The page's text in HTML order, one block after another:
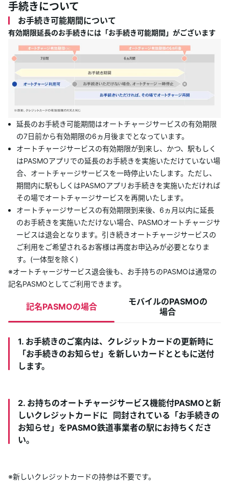
手続きについて
お手続き可能期間について
有効期限延長のお手続きには「お手続き可能期間」がございます
延長のお手続き可能期間はオートチャージサービスの有効期限
の7日前から有効期限の6ヵ月後までとなっています。
オートチャージサービスの有効期限が到来し、かつ、駅もしく
はPASMOアプリでの延長のお手続きを実施いただけていない場
合、オートチャージサービスを一時停止いたします。ただし、
期間内に駅もしくはPASMOアプリお手続きを実施いただければ
その場でオートチャージサービスを再開いたします。
オートチャージサービスの有効期限到来後、6ヵ月以内に延長
のお手続きを実施いただけない場合、PASMOオートチャージサ
ービスは退会となります。引き続きオートチャージサービスの
ご利用をご希望されるお客様は再度お申込みが必要となりま
す。(一体型を除く)
※オートチャージサービス退会後も、お手持ちのPASMOは通常の
記名PASMOとしてご利用できます。
記名PASMOの場合
モバイルのPASMOの
場合
1. お手続きのご案内は、クレジットカードの更新時に
「お手続きのお知らせ」を新しいカードとともに送付
します。
2. お持ちのオートチャージサービス機能付PASMOと新
しいクレジットカードに 同封されている「お手続きの
お知らせ」をPASMO鉄道事業者の駅にお持ちくださ
い。
※新しいクレジットカードの持参は不要です。